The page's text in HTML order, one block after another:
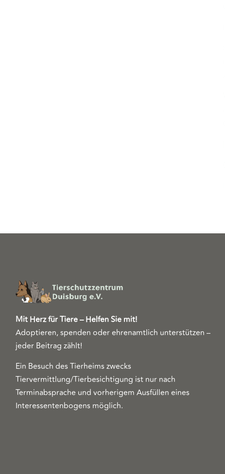
Mit Herz für Tiere – Helfen Sie mit!
Adoptieren, spenden oder ehrenamtlich unterstützen –
jeder Beitrag zählt!
Ein Besuch des Tierheims zwecks
Tiervermittlung/Tierbesichtigung ist nur nach
Terminabsprache und vorherigem Ausfüllen eines
Interessentenbogens möglich.